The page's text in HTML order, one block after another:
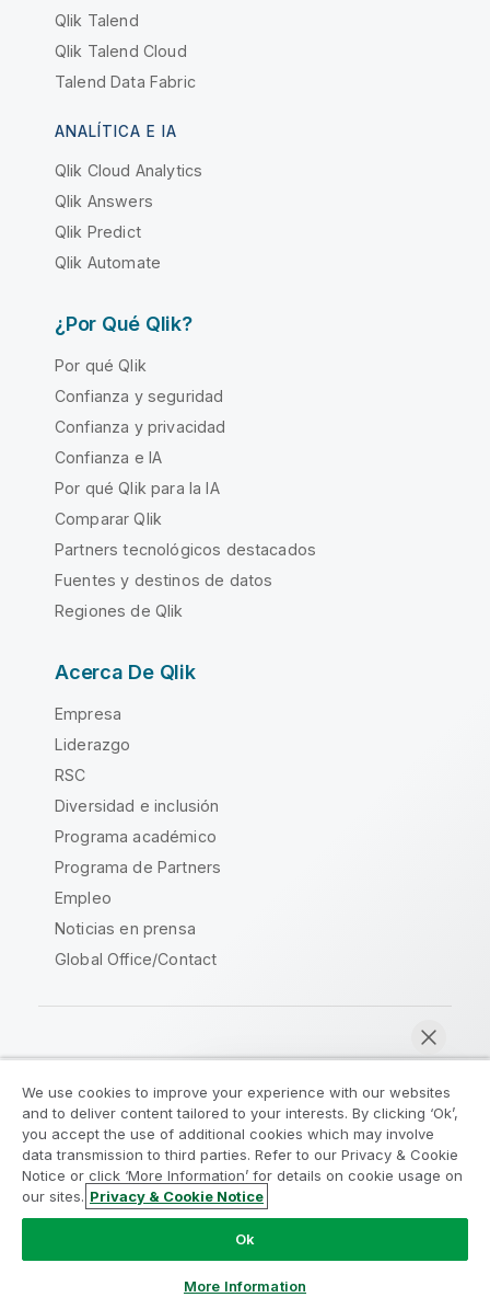
Qlik Talend
Qlik Talend Cloud
Talend Data Fabric
ANALÍTICA E IA
Qlik Cloud Analytics
Qlik Answers
Qlik Predict
Qlik Automate
¿Por Qué Qlik?
Por qué Qlik
Confianza y seguridad
Confianza y privacidad
Confianza e IA
Por qué Qlik para la IA
Comparar Qlik
Partners tecnológicos destacados
Fuentes y destinos de datos
Regiones de Qlik
Acerca De Qlik
Empresa
Liderazgo
RSC
Diversidad e inclusión
Programa académico
Programa de Partners
Empleo
Noticias en prensa
Global Office/Contact
Acuerdos legales
Condiciones del producto
Legal Policies
Política legal
Condiciones de uso
Marcas comerciales
Do Not Share My Info
Copyright © 1993-2026 QlikTech International AB.
We use cookies to improve your experience with our websites
and to deliver content tailored to your interests. By clicking ‘Ok’,
you accept the use of additional cookies which may involve
data transmission to third parties. Refer to our Privacy & Cookie
Notice or click ‘More Information’ for details on cookie usage on
our sites. Privacy & Cookie Notice
Ok
More Information